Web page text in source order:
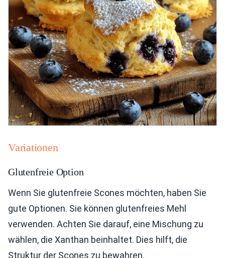
Variationen
Glutenfreie Option
Wenn Sie glutenfreie Scones möchten, haben Sie
gute Optionen. Sie können glutenfreies Mehl
verwenden. Achten Sie darauf, eine Mischung zu
wählen, die Xanthan beinhaltet. Dies hilft, die
Struktur der Scones zu bewahren.